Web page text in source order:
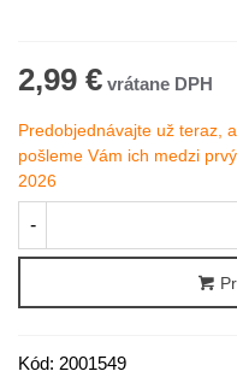
2,99 €
Predobjednávajte už teraz,
pošleme Vám ich medzi
2026
-
Kód: 2001549